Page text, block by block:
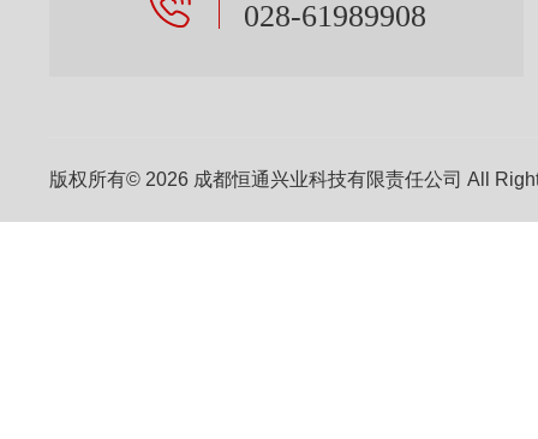
028-61989908
版权所有© 2026 成都恒通兴业科技有限责任公司 All